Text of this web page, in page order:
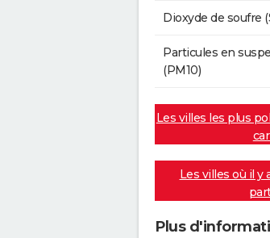
Dioxyde de soufre
Particules en
(PM10)
Les villes les plus
Les villes où il y
Plus